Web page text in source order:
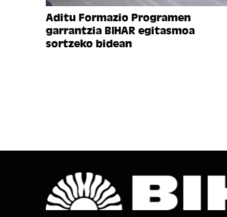
Aditu Formazio Programen
garrantzia BIHAR egitasmoa
sortzeko bidean